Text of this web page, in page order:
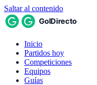
Saltar al contenido
Inicio
Partidos hoy
Competiciones
Equipos
Guías